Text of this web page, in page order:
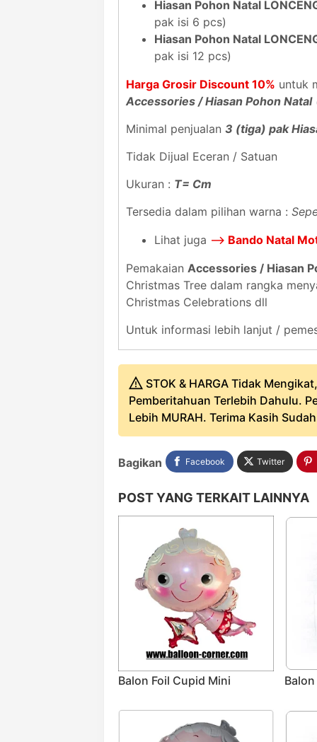
Hiasan Pohon Natal
pak isi 6 pcs)
Hiasan Pohon Natal
pak isi 12 pcs)
Harga Grosir Discount 10% untuk
Accessories / Hiasan Pohon Natal
Minimal penjualan 3 (tiga) pak
Tidak Dijual Eceran / Satuan
Ukuran : T= Cm
Tersedia dalam pilihan warna :
Lihat juga --> Bando Natal
Pemakaian Accessories / Hiasan
Christmas Tree dalam rangka
Christmas Celebrations dll
Untuk informasi lebih lanjut /
STOK & HARGA Tidak
Pemberitahuan Terlebih Dahulu.
Lebih MURAH. Terima Kasih
Bagikan Facebook Twitter
POST YANG TERKAIT LAINNYA
Balon Foil Cupid Mini